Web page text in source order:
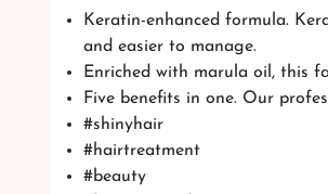
Keratin-enhanced formula.
and easier to manage.
Enriched with marula oil, this
Five benefits in one. Our
#shinyhair
#hairtreatment
#beauty